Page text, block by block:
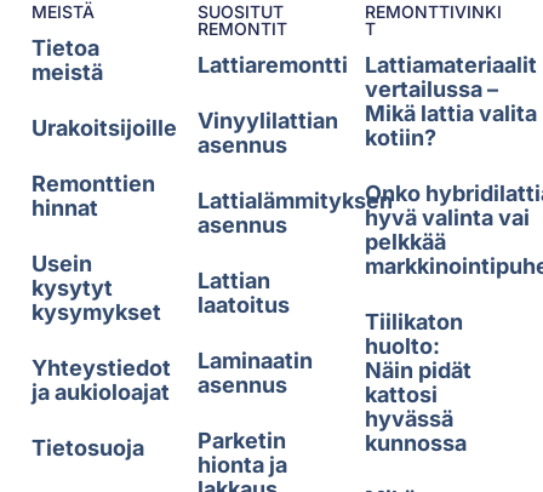
MEISTÄ
Tietoa
meistä
Urakoitsijoille
Remonttien
hinnat
Usein
kysytyt
kysymykset
Yhteystiedot
ja aukioloajat
Tietosuoja
SUOSITUT
REMONTIT
Lattiaremontti
Vinyylilattian
asennus
Lattialämmityksen
asennus
Lattian
laatoitus
Laminaatin
asennus
Parketin
hionta ja
REMONTTIVINKI
T
Lattiamateriaalit
vertailussa –
Mikä lattia valita
kotiin?
Onko
hyvä valinta vai
pelkkää
Tiilikaton
huolto:
Näin pidät
kattosi
hyvässä
kunnossa